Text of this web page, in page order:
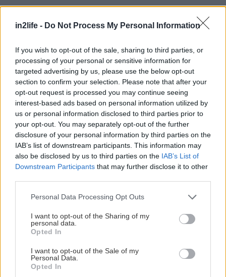
in2life - Do Not Process My Personal Information
If you wish to opt-out of the sale, sharing to third parties, or
processing of your personal or sensitive information for
targeted advertising by us, please use the below opt-out
section to confirm your selection. Please note that after your
opt-out request is processed you may continue seeing
interest-based ads based on personal information utilized by
us or personal information disclosed to third parties prior to
your opt-out. You may separately opt-out of the further
disclosure of your personal information by third parties on the
IAB’s list of downstream participants. This information may
also be disclosed by us to third parties on the IAB’s List of
Downstream Participants that may further disclose it to other
Please note that this website/app uses one or more Google
not limited to your visit or usage behaviour. You may click to
grant or deny consent to Google and its third-party tags to
use your data for below specified purposes in below Google
consent section.
Personal Data Processing Opt Outs
I want to opt-out of the Sharing of my
personal data.
Opted In
I want to opt-out of the Sale of my
Personal Data.
Opted In